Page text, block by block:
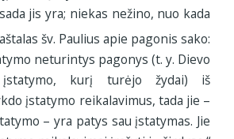
jis yra; niekas nežino, nuo kada
šv. Paulius apie pagonis sako:
neturintys pagonys (t. y. Dievo
įstatymo, kurį turėjo žydai) iš
įstatymo reikalavimus, tada jie –
– yra patys sau įstatymas. Jie